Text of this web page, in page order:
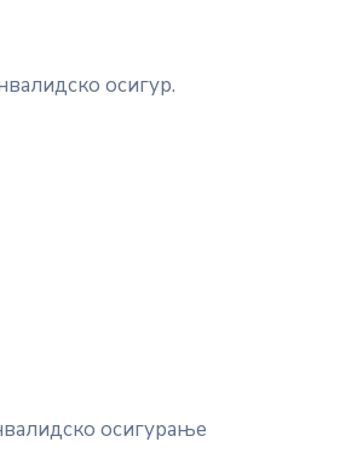
осигур.
осигурање